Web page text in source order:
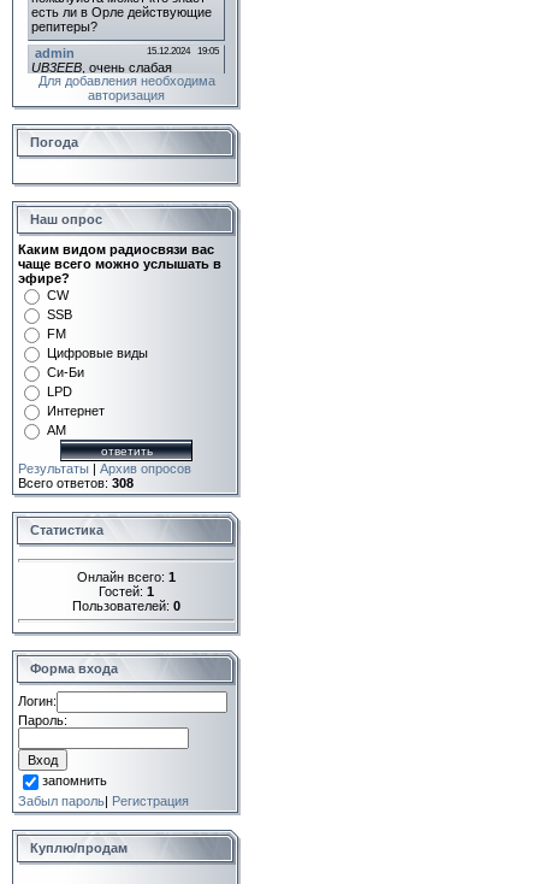
Для добавления необходима
авторизация
Погода
Наш опрос
Каким видом радиосвязи вас
чаще всего можно услышать в
эфире?
CW
SSB
FM
Цифровые виды
Си-Би
LPD
Интернет
AM
Результаты | Архив опросов
Всего ответов: 308
Статистика
Онлайн всего: 1
Гостей: 1
Пользователей: 0
Форма входа
Логин:
Пароль:
запомнить
Забыл пароль| Регистрация
Куплю/продам